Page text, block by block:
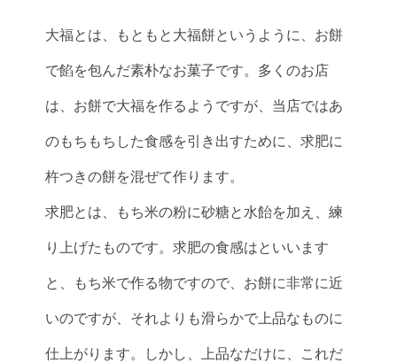
大福とは、もともと大福餅というように、お餅
で餡を包んだ素朴なお菓子です。多くのお店
は、お餅で大福を作るようですが、当店ではあ
のもちもちした食感を引き出すために、求肥に
杵つきの餅を混ぜて作ります。
求肥とは、もち米の粉に砂糖と水飴を加え、練
り上げたものです。求肥の食感はといいます
と、もち米で作る物ですので、お餅に非常に近
いのですが、それよりも滑らかで上品なものに
仕上がります。しかし、上品なだけに、これだ